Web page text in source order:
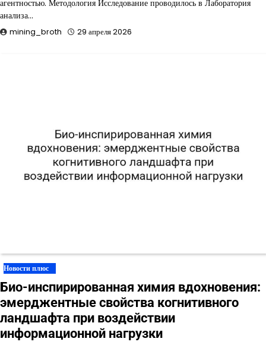
агентностью. Методология Исследование проводилось в Лаборатория
анализа…
mining_broth 29 апреля 2026
Новости плюс
Био-инспирированная химия вдохновения:
эмерджентные свойства когнитивного
ландшафта при воздействии
информационной нагрузки